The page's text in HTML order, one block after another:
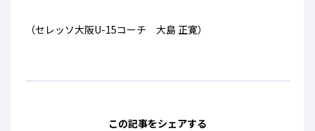
（セレッソ大阪U-15コーチ 大島 正寛）
この記事をシェアする